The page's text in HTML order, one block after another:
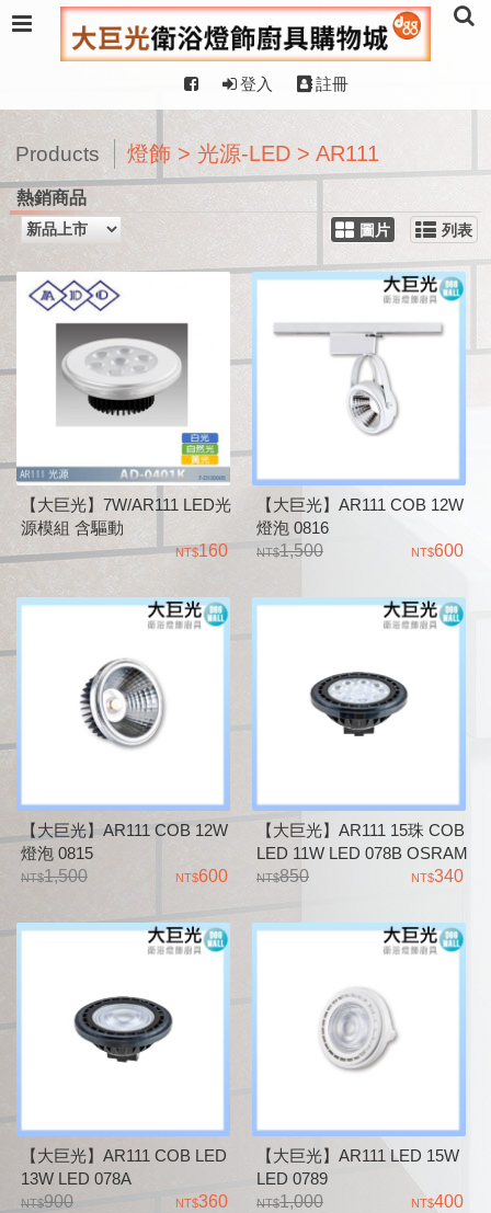
登入 註冊
Products 燈飾 > 光源-LED > AR111
熱銷商品
圖片 列表
【大巨光】7W/AR111 LED光
源模組 含驅動
160
【大巨光】AR111 COB 12W
燈泡 0816
1,500
600
【大巨光】AR111 COB 12W
燈泡 0815
1,500
600
【大巨光】AR111 15珠 COB
LED 11W LED 078B OSRAM
晶片850 340
【大巨光】AR111 COB LED
13W LED 078A
900
360
【大巨光】AR111 LED 15W
LED 0789
1,000
400